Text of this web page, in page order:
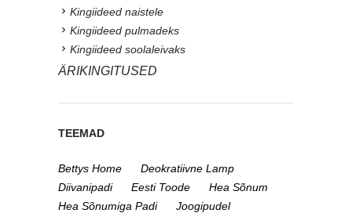
Kingiideed naistele
Kingiideed pulmadeks
Kingiideed soolaleivaks
ÄRIKINGITUSED
TEEMAD
Bettys Home
Deokratiivne Lamp
Diivanipadi
Eesti Toode
Hea Sõnum
Hea Sõnumiga Padi
Joogipudel